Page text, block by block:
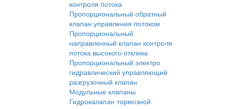
контроля потока
Пропорциональный обратный
клапан управления потоком
Пропорциональный
направленный клапан контроля
потока высокого отклика
Пропорциональный электро
гидравлический управляющий
разгрузочный клапан
Модульные клапаны
Гидрокалапан тормозной